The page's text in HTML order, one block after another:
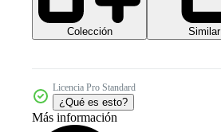
Colección Similar
Licencia Pro Standard
¿Qué es esto?
Más información